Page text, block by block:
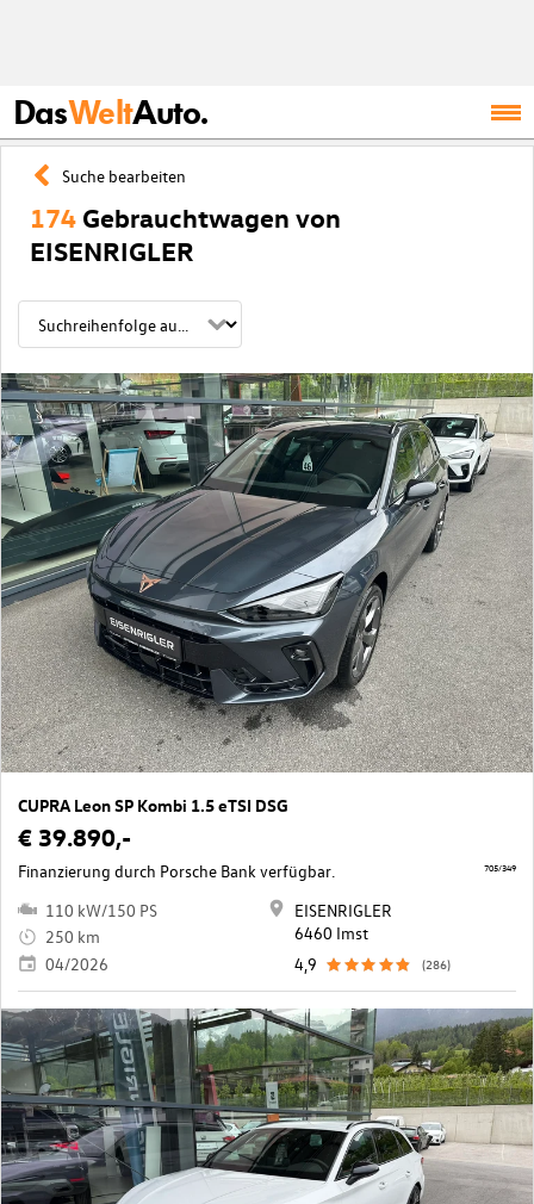
DasWeltAuto.
Suche bearbeiten
174 Gebrauchtwagen von
EISENRIGLER
CUPRA Leon SP Kombi 1.5 eTSI DSG
€ 39.890,-
Finanzierung durch Porsche Bank verfügbar.
110 kW/150 PS
250 km
04/2026
EISENRIGLER
6460 Imst
4,9
(286)
705/349